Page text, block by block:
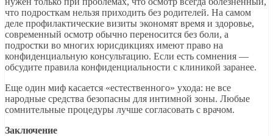
что подросткам нельзя приходить без родителей. На самом
деле профилактические визиты экономят время и здоровье,
современный осмотр обычно переносится без боли, а
подростки во многих юрисдикциях имеют право на
конфиденциальную консультацию. Если есть сомнения —
обсудите правила конфиденциальности с клиникой заранее.
Еще один миф касается «естественного» ухода: не все
народные средства безопасны для интимной зоны. Любые
сомнительные процедуры лучше согласовать с врачом.
Заключение